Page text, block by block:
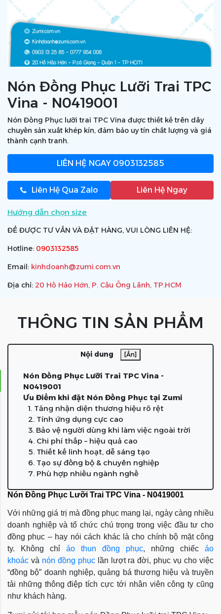
Nón Đồng Phục Lưỡi Trai TPC
Vina - N0419001
Nón Đồng Phục lưỡi trai TPC Vina được thiết kế trên dây
chuyền sản xuất khép kín, đảm bảo uy tín chất lượng và giá
thành cạnh tranh.
LIÊN HỆ NGAY 0903132585
Liên Hệ Qua Zalo Liên Hệ Ngay
Hướng dẫn chọn size
ĐỂ ĐƯỢC TƯ VẤN VÀ ĐẶT HÀNG, VUI LÒNG LIÊN HỆ:
Hotline: 0903132585
Email: kinhdoanh@zumi.com.vn
Địa chỉ: 20 Hồ Hảo Hớn, P. Cầu Ông Lãnh, TP.HCM
THÔNG TIN SẢN PHẨM
Nội dung [Ẩn]
Nón Đồng Phục Lưỡi Trai TPC Vina -
N0419001
Ưu Điểm khi đặt Nón Đồng Phục tại Zumi
1. Tăng nhận diện thương hiệu rõ rệt
2. Tính ứng dụng cực cao
3. Bảo vệ người dùng khi làm việc ngoài trời
4. Chi phí thấp – hiệu quả cao
5. Thiết kế linh hoạt, dễ sáng tạo
6. Tạo sự đồng bộ & chuyên nghiệp
7. Phù hợp nhiều ngành nghề
Nón Đồng Phục Lưỡi Trai TPC Vina - N0419001
Với những giá trị mà đồng phục mang lại, ngày càng nhiều
doanh nghiệp và tổ chức chú trọng trong việc đầu tư cho
đồng phục – hay nói cách khác là cho chính bộ mặt công
ty. Không chỉ áo thun đồng phục, những chiếc áo
khoác và nón đồng phụclần lượt ra đời, phục vụ cho việc
“đồng bộ” doanh nghiệp, quảng bá thương hiệu và truyền
tải những thông điệp tích cực tới nhân viên công ty cũng
như khách hàng.